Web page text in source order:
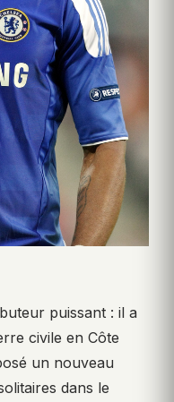
puissant : il a
civile en Côte
un nouveau
dans le